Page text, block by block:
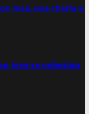
José, una charla a
José se calientan